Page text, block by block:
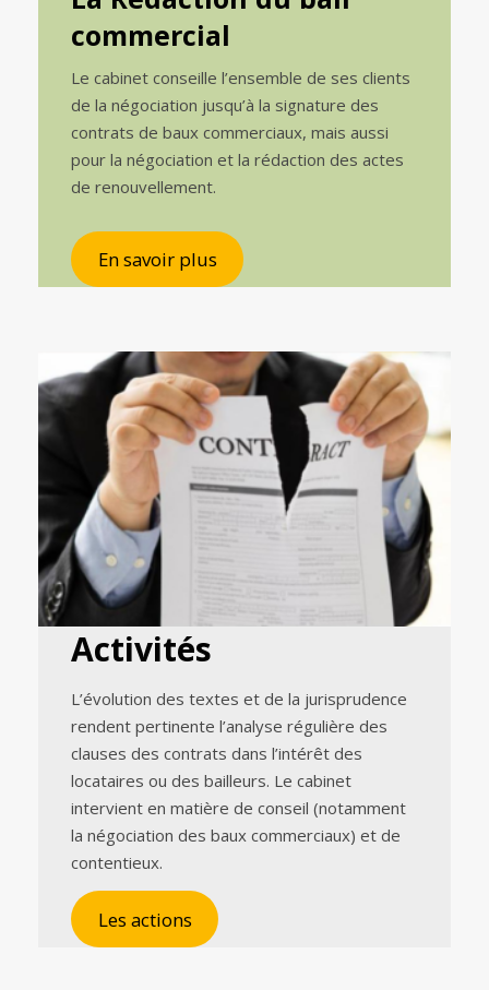
commercial
Le cabinet conseille l’ensemble de ses clients
de la négociation jusqu’à la signature des
contrats de baux commerciaux, mais aussi
pour la négociation et la rédaction des actes
de renouvellement.
En savoir plus
Activités
L’évolution des textes et de la jurisprudence
rendent pertinente l’analyse régulière des
clauses des contrats dans l’intérêt des
locataires ou des bailleurs. Le cabinet
intervient en matière de conseil (notamment
la négociation des baux commerciaux) et de
contentieux.
Les actions